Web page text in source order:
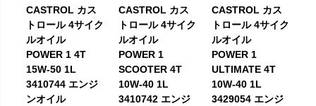
CASTROL カス
トロール 4サイク
ルオイル
POWER 1 4T
15W-50 1L
3410744 エンジ
ンオイル
CASTROL カス
トロール 4サイク
ルオイル
POWER 1
SCOOTER 4T
10W-40 1L
3410742 エンジ
CASTROL カス
トロール 4サイク
ルオイル
POWER 1
ULTIMATE 4T
10W-40 1L
3429054 エンジ